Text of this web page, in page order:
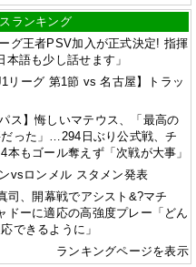
ランキング
グ王者PSV加入が正式決定! 指揮
語も少し話せます」
リーグ 第1節 vs 名古屋】トラッ
ス】悔しいマテウス、「最高の
った」…294日ぶり公式戦、チ
本もゴール奪えず「次戦が大事」
vsロンメル スタメン発表
司、開幕戦でアシスト&?マチ
ドーに適応の高強度プレー「どん
できるように」
ランキングページを表示